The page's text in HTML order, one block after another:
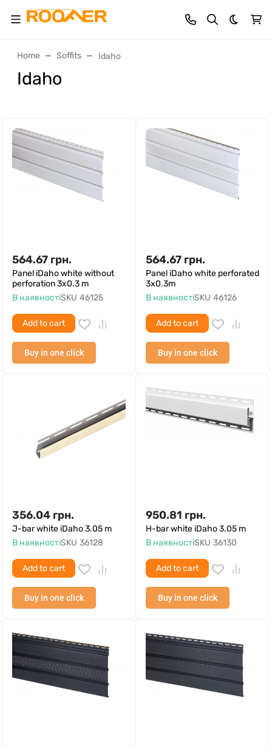
Dark
Home Soffits Idaho
Idaho
564.67 грн.
Panel iDaho white without
perforation 3x0.3 m
В наявностіSKU 46125
Add to cart
Buy in one click
564.67 грн.
Panel iDaho white perforated
3x0.3m
В наявностіSKU 46126
Add to cart
Buy in one click
356.04 грн.
J-bar white iDaho 3.05 m
В наявностіSKU 36128
Add to cart
Buy in one click
950.81 грн.
H-bar white iDaho 3.05 m
В наявностіSKU 36130
Add to cart
Buy in one click